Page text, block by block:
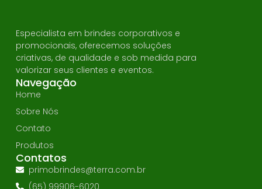
Especialista em brindes corporativos e
promocionais, oferecemos soluções
criativas, de qualidade e sob medida para
valorizar seus clientes e eventos.
Navegação
Home
Sobre Nós
Contato
Produtos
Contatos
primobrindes@terra.com.br
(65) 99906-6020